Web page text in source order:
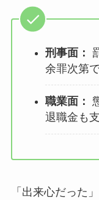
刑事面：
余罪次第
職業面：
退職金も
「出来心だった